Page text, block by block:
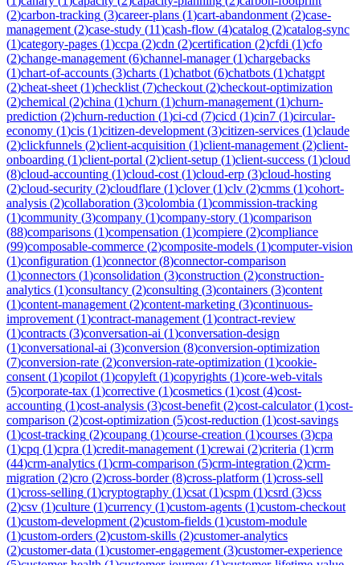
(2)carbon-tracking (3)career-plans (1)cart-abandonment (2)case-
management (2)case-study (11)cash-flow (4)catalog (2)catalog-sync
(1)category-pages (1)ccpa (2)cdn (2)certification (2)cfdi (1)cfo
(2)change-management (6)channel-manager(1)chargebacks
(1)chart-of-accounts (3)charts (1)chatbot (6)chatbots (1)chatgpt
(2)cheat-sheet (1)checklist (7)checkout (2)checkout-optimization
(2)chemical (2)china (1)churn (1)churn-management (1)churn-
prediction (2)churn-reduction (1)ci-cd (7)cicd (1)cin7 (1)circular-
economy (1)cis (1)citizen-development (3)citizen-services (1)claude
(2)clickfunnels (2)client-acquisition (1)client-management (2)client-
onboarding (1)client-portal (2)client-setup (1)client-success (1)cloud
(8)cloud-accounting (1)cloud-cost (1)cloud-erp (3)cloud-hosting
(2)cloud-security (2)cloudflare (1)clover(1)clv (2)cmms (1)cohort-
analysis (2)collaboration (3)colombia (1)commission-tracking
(1)community (3)company (1)company-story (1)comparison
(88)comparisons (1)compensation (1)compiere (2)compliance
(99)composable-commerce (2)composite-models (1)computer-vision
(1)configuration (1)connector(8)connector-comparison
(1)connectors (1)consolidation (3)construction (2)construction-
analytics (1)consultancy (2)consulting (3)containers (3)content
(1)content-management (2)content-marketing (3)continuous-
improvement (1)contract-management (1)contract-review
(1)contracts (3)conversation-ai (1)conversation-design
(1)conversational-ai (3)conversion (8)conversion-optimization
(7)conversion-rate (2)conversion-rate-optimization (1)cookie-
consent (1)copilot (1)copyleft (1)copyrights (1)core-web-vitals
(5)corporate-tax (1)corrective (1)cosmetics (1)cost (4)cost-
accounting (1)cost-analysis (3)cost-benefit (2)cost-calculator(1)cost-
comparison (2)cost-optimization (5)cost-reduction (1)cost-savings
(1)cost-tracking (2)coupang (1)course-creation (1)courses (3)cpa
(1)cpq (1)cpra (1)credit-management (1)crewai (2)criteria (1)crm
(44)crm-analytics (1)crm-comparison (5)crm-integration (2)crm-
migration (2)cro (2)cross-border(8)cross-platform (1)cross-sell
(1)cross-selling (1)cryptography (1)csat (1)cspm (1)csrd (3)css
(2)csv (1)culture (1)currency (1)custom-agents (1)custom-checkout
(1)custom-development (2)custom-fields (1)custom-module
(1)custom-orders (2)custom-skills (2)customer-analytics
(2)customer-data (1)customer-engagement (3)customer-experience